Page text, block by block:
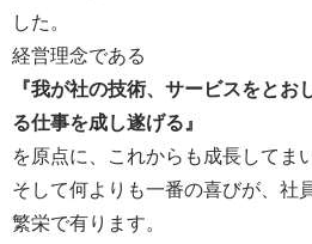
した。
経営理念である
『我が社の技術、サービスをとお
る仕事を成し遂げる』
を原点に、これからも成長してま
そして何よりも一番の喜びが、社
繁栄で有ります。